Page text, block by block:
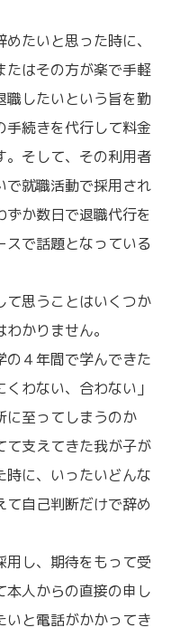
たいと思った時に、
たはその方が楽で手軽
職したいという旨を勤
手続きを代行して料金
。そして、その利用者
で就職活動で採用され
か数日で退職代行を
で話題となっている
て思うことはいくつか
かりません。
の４年間で学んできた
わない、合わない」
に至ってしまうのか
て支えてきた我が子が
時に、いったいどんな
て自己判断だけで辞め
用し、期待をもって受
本人からの直接の申し
いと電話がかかってき